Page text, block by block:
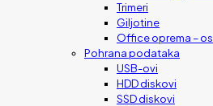
Trimeri
Giljotine
Office oprema –
Pohrana podataka
USB-ovi
HDD diskovi
SSD diskovi